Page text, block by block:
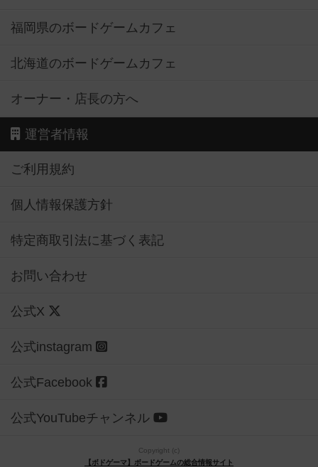
福岡県のボードゲームカフェ
北海道のボードゲームカフェ
オーナー・店長の方へ
運営者情報
ご利用規約
個人情報保護方針
特定商取引法に基づく表記
お問い合わせ
公式X
公式instagram
公式Facebook
公式YouTubeチャンネル
Copyright (c)
【ボドゲーマ】ボードゲームの総合情報サイト